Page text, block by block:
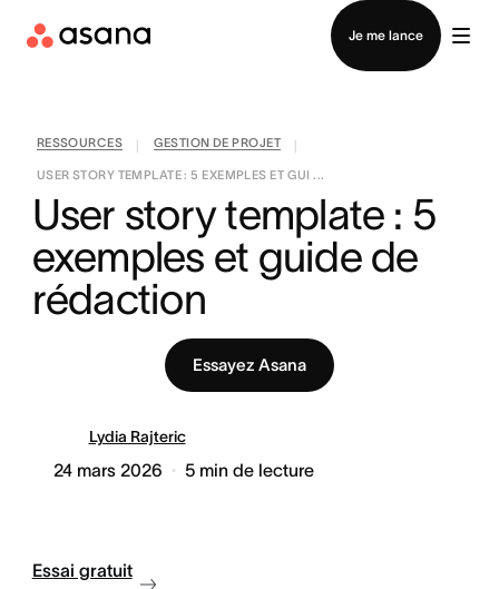
Je me lance
Contacter le service commercial
RESSOURCES GESTION DE PROJET
USER STORY TEMPLATE : 5 EXEMPLES ET GUI ...
User story template : 5
exemples et guide de
rédaction
Essayez Asana
Lydia Rajteric
24 mars 2026 5 min de lecture
Essai gratuit